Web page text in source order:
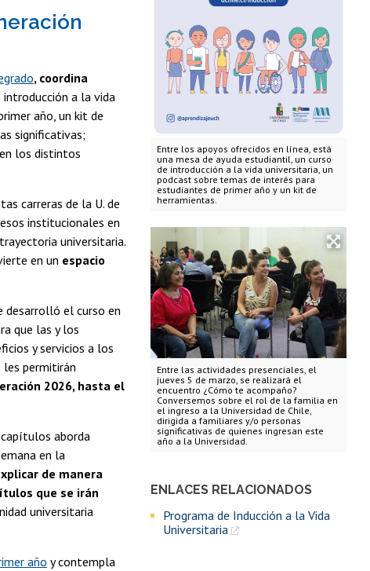
Entre los apoyos ofrecidos en línea, está
una mesa de ayuda estudiantil, un curso
de introducción a la vida universitaria, un
podcast sobre temas de interés para
estudiantes de primer año y un kit de
herramientas.
Entre las actividades presenciales, el
jueves 5 de marzo, se realizará el
encuentro ¿Cómo te acompaño?
Conversemos sobre el rol de la familia en
el ingreso a la Universidad de Chile,
dirigida a familiares y/o personas
significativas de quienes ingresan este
año a la Universidad.
ENLACES RELACIONADOS
Programa de Inducción a la Vida
Universitaria
, coordina
a la vida
año, un kit de
significativas;
los distintos
carreras de la U. de
institucionales en
universitaria.
en un espacio
desarrolló el curso en
que las y los
y servicios a los
les permitirán
2026, hasta el
capítulos aborda
en la
de manera
que se irán
universitaria
año y contempla